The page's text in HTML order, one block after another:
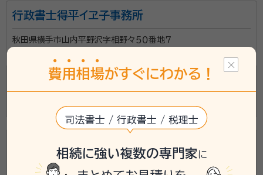
行政書士得平イヱ子事務所
秋田県横手市山内平野沢字相野々５０番地７
月沢隆司法書士事務所
秋田県横手市本町1-2
秋田県横手市増田町増田字七日町143
費用 相場がすぐにわかる！
司法書士 / 行政書士 / 税理士
相続に強い複数の専門家に